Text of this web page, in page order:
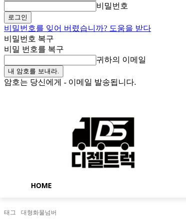
비밀번호
비밀번호를 잊어 버렸습니까? 도움을 받다
비밀번호 복구
비밀 번호를 복구
귀하의 이메일
암호는 당신에게 - 이메일 발송됩니다.
HOME
태그 대형화물넘버